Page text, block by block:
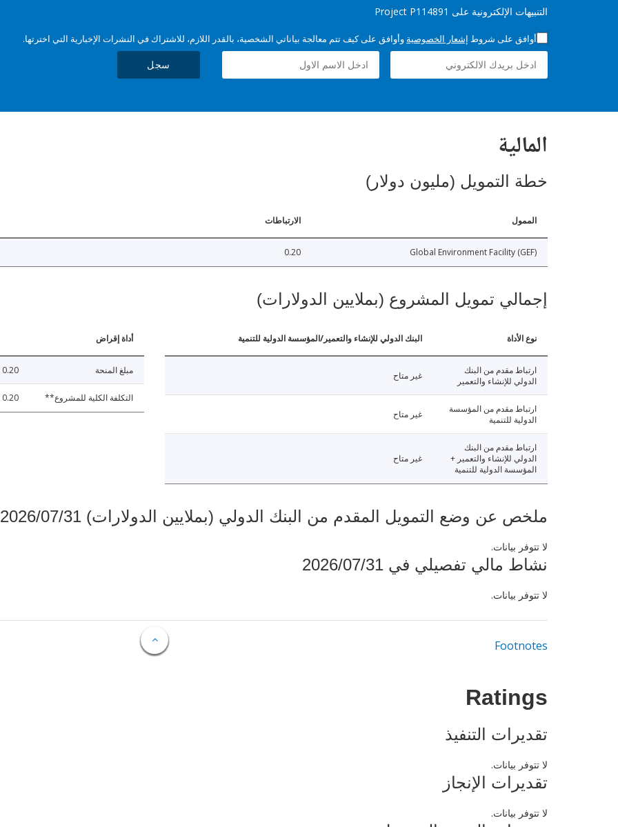
التنبيهات الإلكترونية على Project P114891
أوافق على شروط إشعار الخصوصية وأوافق على كيف تتم معالجة بياناتي الشخصية، بالقدر اللازم، للاشتراك في النشرات الإخبارية التي اخترتها.
سجل
المالية
خطة التمويل (مليون دولار)
الممول الارتباطات
Global Environment Facility (GEF)
0.20
إجمالي تمويل المشروع (بملايين الدولارات)
نوع الأداة البنك الدولي للإنشاء والتعمير/المؤسسة الدولية للتنمية
ارتباط مقدم من البنك
الدولي للإنشاء والتعمير
غير متاح
ارتباط مقدم من المؤسسة
الدولية للتنمية
غير متاح
ارتباط مقدم من البنك
الدولي للإنشاء والتعمير +
المؤسسة الدولية للتنمية
غير متاح
أداة إقراض
مبلغ المنحة 0.20
التكلفة الكلية للمشروع** 0.20
ملخص عن وضع التمويل المقدم من البنك الدولي (بملايين الدولارات) 2026/07/31
لا تتوفر بيانات.
نشاط مالي تفصيلي في 2026/07/31
لا تتوفر بيانات.
Footnotes
Ratings
تقديرات التنفيذ
لا تتوفر بيانات.
تقديرات الإنجاز
لا تتوفر بيانات.